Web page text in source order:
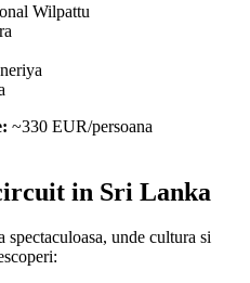
Wilpattu
~330 EUR/persoana
in Sri Lanka
spectaculoasa, unde cultura si